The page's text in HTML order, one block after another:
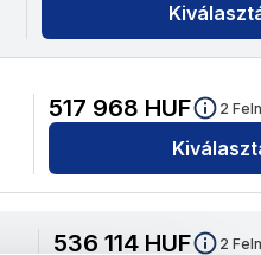
517 968 HUF 2
536 114 HUF 2